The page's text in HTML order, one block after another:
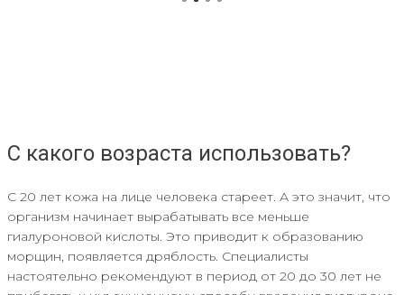
С какого возраста использовать?
С 20 лет кожа на лице человека стареет. А это значит, что
организм начинает вырабатывать все меньше
гиалуроновой кислоты. Это приводит к образованию
морщин, появляется дряблость. Специалисты
настоятельно рекомендуют в период от 20 до 30 лет не